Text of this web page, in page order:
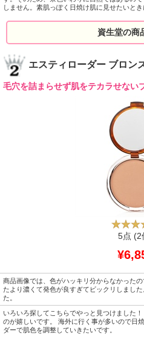
しません。素肌っぽく日焼け肌に見せたいとき
資生堂の商
エスティローダー ブロン
毛穴を詰まらせず肌をテカラせない
5点 (2
商品画像では、色がハッキリ分からなかった
たより濃くて発色が良すぎてビックリしまし
た。
いろいろ探してこちらでやっと見つけました
のが嬉しいです。 海外に行く事が多いので日
ダーで肌色を調整していきたいです。